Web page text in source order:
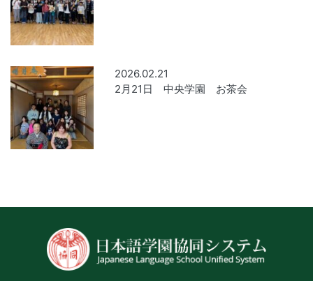
2026.02.21
2月21日 中央学園 お茶会